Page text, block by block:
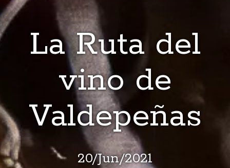
La Ruta del
vino de
Valdepeñas
20/Jun/2021